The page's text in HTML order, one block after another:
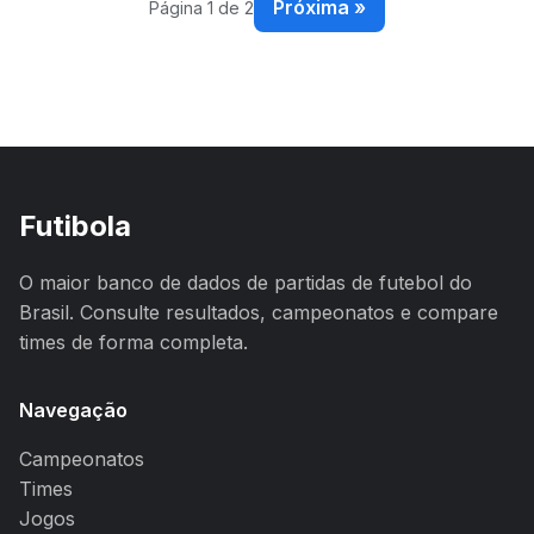
Página 1 de 2 Próxima »
Futibola
O maior banco de dados de partidas de futebol do
Brasil. Consulte resultados, campeonatos e compare
times de forma completa.
Navegação
Campeonatos
Times
Jogos